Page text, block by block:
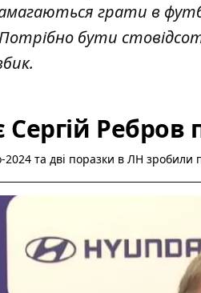
грати в
бути
Ребров
2024 та дві поразки в ЛН зробили